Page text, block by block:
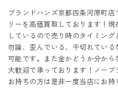
ブランドハンズ京都四条河原町
リーを高価買取しております！
しているので売り時のタイミン
勿論、歪んでいる、千切れている
可能です。また金かどうか分から
大歓迎で承っております！ノー
お持ちの方は是非一度当店にお持